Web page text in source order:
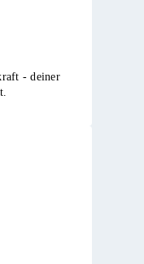
- deiner